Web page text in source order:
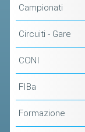
Campionati
Circuiti - Gare
CONI
FIBa
Formazione